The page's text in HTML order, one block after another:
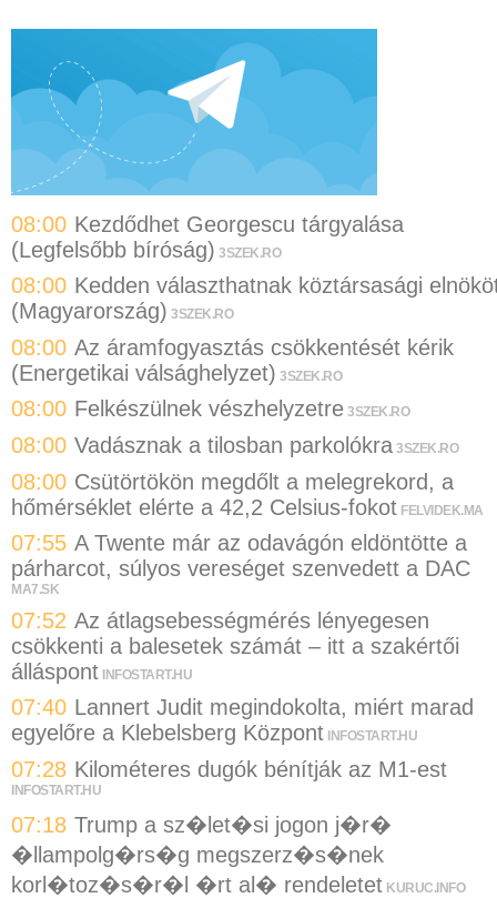
08:00 Kezdődhet Georgescu tárgyalása
(Legfelsőbb bíróság) 3SZEK.RO
08:00 Kedden választhatnak köztársasági
(Magyarország) 3SZEK.RO
08:00 Az áramfogyasztás csökkentését kérik
(Energetikai válsághelyzet) 3SZEK.RO
08:00 Felkészülnek vészhelyzetre 3SZEK.RO
08:00 Vadásznak a tilosban parkolókra 3SZEK.RO
08:00 Csütörtökön megdőlt a melegrekord, a
hőmérséklet elérte a 42,2 Celsius-fokot FELVIDEK.MA
07:55 A Twente már az odavágón eldöntötte a
párharcot, súlyos vereséget szenvedett a DAC
MA7.SK
07:52 Az átlagsebességmérés lényegesen
csökkenti a balesetek számát – itt a szakértői
álláspont INFOSTART.HU
07:40 Lannert Judit megindokolta, miért marad
egyelőre a Klebelsberg Központ INFOSTART.HU
07:28 Kilométeres dugók bénítják az M1-est
INFOSTART.HU
07:18 Trump a sz�let�si jogon j�r�
�llampolg�rs�g megszerz�s�nek
korl�toz�s�r�l �rt al� rendeletet KURUC.INFO